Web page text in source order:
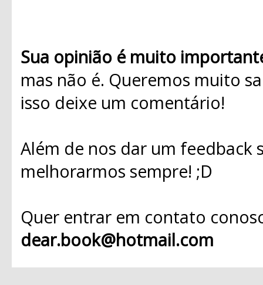
Sua opinião é muito
mas não é. Queremos muito
isso deixe um comentário!
Além de nos dar um
melhorarmos sempre! ;D
Quer entrar em contato
dear.book@hotmail.com